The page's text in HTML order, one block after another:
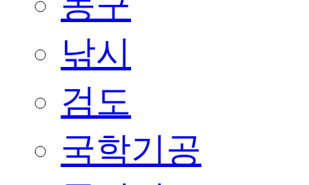
낚시
검도
국학기공